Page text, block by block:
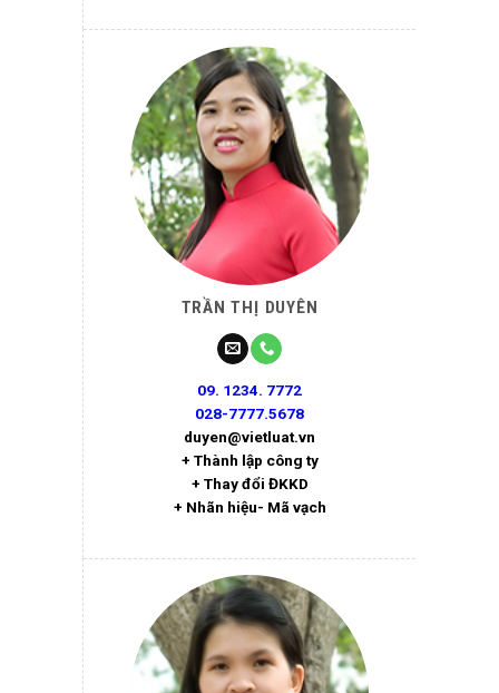
TRẦN THỊ DUYÊN
09. 1234. 7772
028-7777.5678
duyen@vietluat.vn
+ Thành lập công ty
+ Thay đổi ĐKKD
+ Nhãn hiệu- Mã vạch